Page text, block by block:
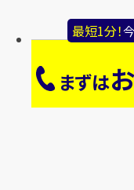
最短1分！
まずは